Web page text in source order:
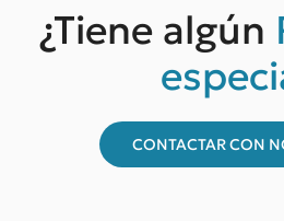
¿Tiene algún
CONTACTAR CON